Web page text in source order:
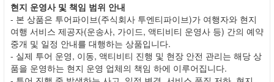
현지 운영사 및 책임 범위 안내
- 본 상품은 투어파이브(주식회사 투엔티파이브)가 여행자와 현지
여행 서비스 제공자(운송사, 가이드, 액티비티 운영사 등) 간의 예약
중개 및 일정 안내를 대행하는 상품입니다.
- 실제 투어 운영, 이동, 액티비티 진행 및 현장 안전 관리는 해당 상
품을 운영하는 현지 운영 업체의 책임 하에 이루어집니다.